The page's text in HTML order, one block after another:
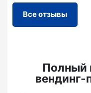
Все отзывы
Полный
вендинг-